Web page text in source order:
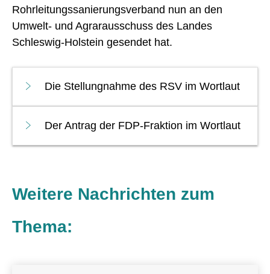
Rohrleitungssanierungsverband nun an den
Umwelt- und Agrarausschuss des Landes
Schleswig-Holstein gesendet hat.
Die Stellungnahme des RSV im Wortlaut
Der Antrag der FDP-Fraktion im Wortlaut
Weitere Nachrichten zum
Thema: